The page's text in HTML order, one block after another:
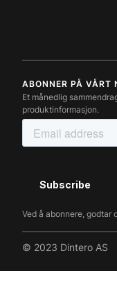
ABONNER PÅ VÅRT
Et månedlig
produktinformasjon.
Ved å abonnere, godtar
© 2023 Dintero AS